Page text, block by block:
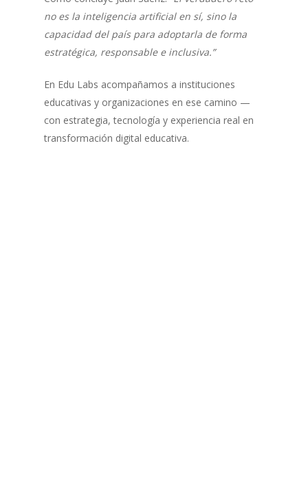
no es la inteligencia artificial en sí, sino la
capacidad del país para adoptarla de forma
estratégica, responsable e inclusiva.”
En Edu Labs acompañamos a instituciones
educativas y organizaciones en ese camino —
con estrategia, tecnología y experiencia real en
transformación digital educativa.